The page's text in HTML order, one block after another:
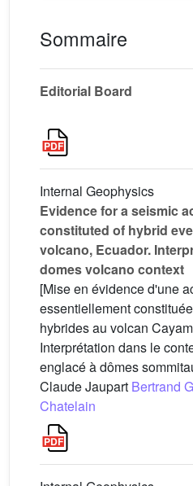
Sommaire
Editorial Board
Internal Geophysics
Evidence for a seismic
constituted of hybrid
volcano, Ecuador.
domes volcano context
[Mise en évidence d'une
essentiellement
hybrides au volcan
Interprétation dans le
englacé à dômes
Claude Jaupart Bertrand
Chatelain